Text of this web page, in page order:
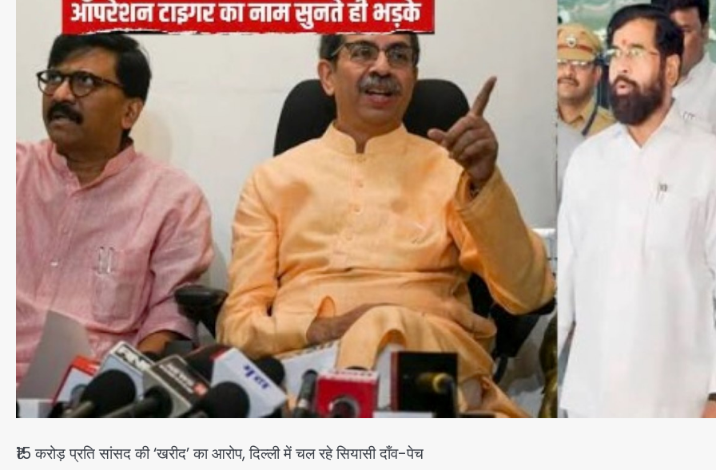
₹15 करोड़ प्रति सांसद की ‘खरीद’ का आरोप, दिल्ली में चल रहे सियासी दाँव-पेच